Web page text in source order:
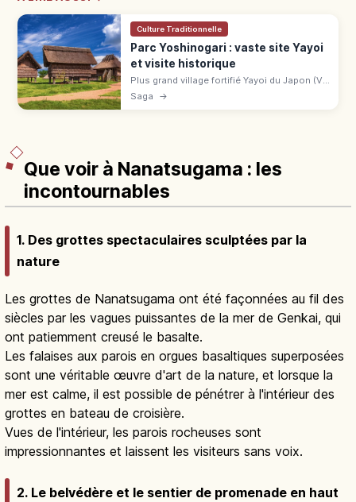
Culture Traditionnelle
Parc Yoshinogari : vaste site Yayoi
et visite historique
Plus grand village fortifié Yayoi du Japon (Ve
s. av. – IIIe s. apr. J.-C.) à Saga, site
historique spécial. Maisons semi-enterrées
Saga →
Que voir à Nanatsugama : les
incontournables
1. Des grottes spectaculaires sculptées par la
nature
Les grottes de Nanatsugama ont été façonnées au fil des
siècles par les vagues puissantes de la mer de Genkai, qui
ont patiemment creusé le basalte.
Les falaises aux parois en orgues basaltiques superposées
sont une véritable œuvre d'art de la nature, et lorsque la
mer est calme, il est possible de pénétrer à l'intérieur des
grottes en bateau de croisière.
Vues de l'intérieur, les parois rocheuses sont
impressionnantes et laissent les visiteurs sans voix.
2. Le belvédère et le sentier de promenade en haut